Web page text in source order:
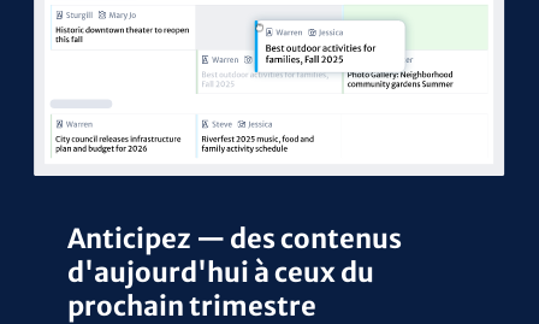
Anticipez — des contenus
d'aujourd'hui à ceux du
prochain trimestre